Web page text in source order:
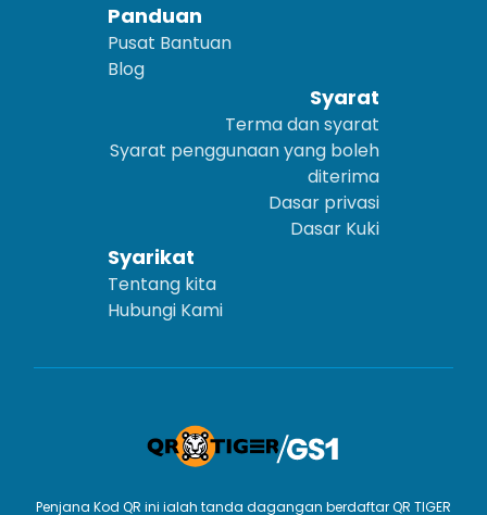
Panduan
Pusat Bantuan
Blog
Syarat
Terma dan syarat
Syarat penggunaan yang boleh
diterima
Dasar privasi
Dasar Kuki
Syarikat
Tentang kita
Hubungi Kami
Penjana Kod QR ini ialah tanda dagangan berdaftar QR TIGER